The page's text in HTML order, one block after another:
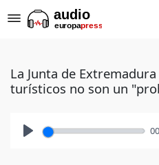
La Junta de
turísticos no son un